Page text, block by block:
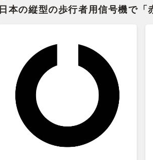
日本の縦型の歩行者用信号機で「